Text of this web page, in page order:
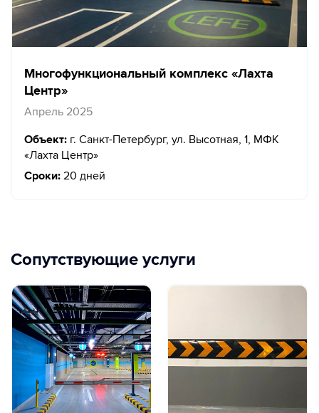
Многофункциональный комплекс «Лахта
Центр»
Апрель 2025
Объект: г. Санкт-Петербург, ул. Высотная, 1, МФК
«Лахта Центр»
Сроки: 20 дней
Сопутствующие услуги